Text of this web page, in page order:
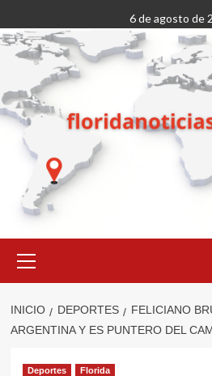
al
contenido
6 de agosto de
primario
INICIO DEPORTES
FELICIANO
ARGENTINA Y ES PUNTERO DEL
Deportes Florida